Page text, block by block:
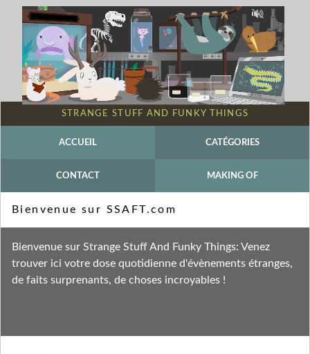
STRANGE STUFF AND FUNKY THINGS
ACCUEIL CATÉGORIES
CONTACT MAKING OF
Fil des commentaires
Bienvenue sur SSAFT.com
Bienvenue sur Strange Stuff And Funky Things: Venez
trouver ici votre dose quotidienne d'évènements étranges,
de faits surprenants, de choses incroyables !